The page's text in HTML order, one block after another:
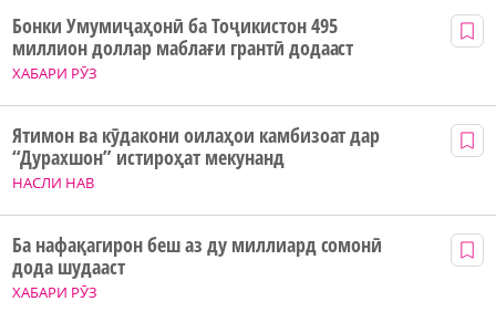
ХАБАРИ РӮЗ
Бонки Умумиҷаҳонӣ ба Тоҷикистон 495
миллион доллар маблағи грантӣ додааст
НАСЛИ НАВ
Ятимон ва кӯдакони оилаҳои камбизоат дар
“Дурахшон” истироҳат мекунанд
ХАБАРИ РӮЗ
Ба нафақагирон беш аз ду миллиард сомонӣ
дода шудааст